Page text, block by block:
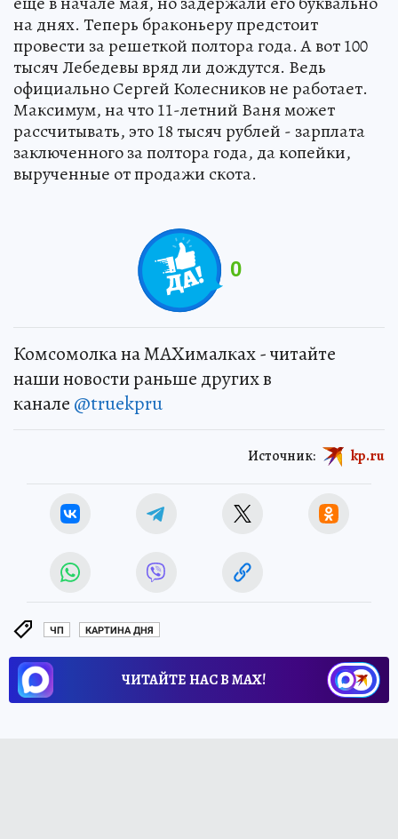
на днях. Теперь браконьеру предстоит
провести за решеткой полтора года. А вот 100
тысяч Лебедевы вряд ли дождутся. Ведь
официально Сергей Колесников не работает.
Максимум, на что 11-летний Ваня может
рассчитывать, это 18 тысяч рублей - зарплата
заключенного за полтора года, да копейки,
вырученные от продажи скота.
0
Комсомолка на MAXималках - читайте
наши новости раньше других в
канале @truekpru
Источник: kp.ru
ЧП КАРТИНА ДНЯ
ЧИТАЙТЕ НАС В МАХ!